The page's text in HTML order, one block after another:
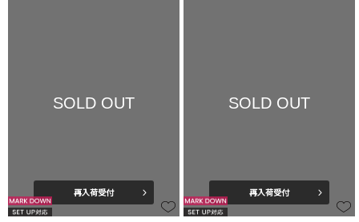
SOLD OUT
再入荷受付
SOLD OUT
再入荷受付